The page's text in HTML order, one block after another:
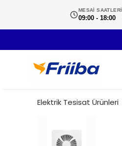
MESAİ SAATLERİ
09:00 - 18:00
Elektrik Tesisat Ürünleri